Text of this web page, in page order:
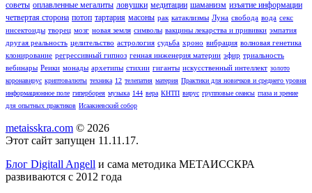
советы оплавленные мегалиты ловушки медитации шаманизм изъятие информации
четвертая сторона потоп тартария масоны рак катаклизмы Луна свобода вода секс
инсектоиды творец мозг новая земля символы вакцины лекарства и прививки эмпатия
другая реальность целительство астрология судьба хроно вибрация волновая генетика
клонирование регрессивный гипноз генная инженерия материи эфир триальность
вебинары Реики монады архетипы стихии гиганты искусственный интеллект золото
коронавирус криптовалюты техника 12 телепатия материя Практики для новичков и среднего уровня
информационное поле гиперборея музыка 144 вера КНТП вирус групповые сеансы глаза и зрение
для опытных практиков Исаакиевский собор
metaisskra.com © 2026
Этот сайт запущен 11.11.17.
Блог Digitall Angell и сама методика МЕТАИССКРА
развиваются с 2012 года